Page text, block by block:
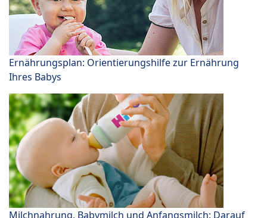
Ernährungsplan: Orientierungshilfe zur Ernährung
Ihres Babys
Milchnahrung, Babymilch und Anfangsmilch: Darauf